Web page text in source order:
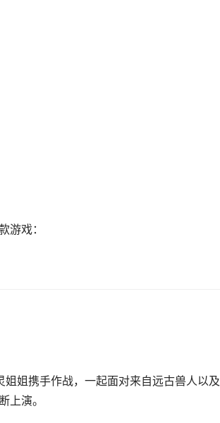
游戏：
姐携手作战，一起面对来自远古兽人以及
上演。